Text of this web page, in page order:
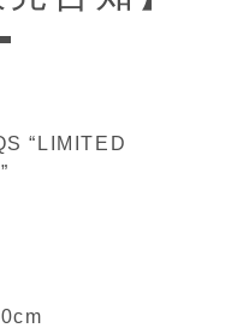
“LIMITED